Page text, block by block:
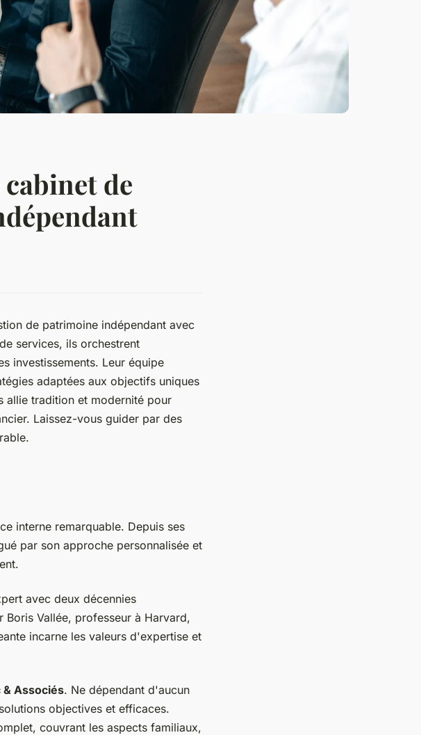
de
de patrimoine indépendant avec
services, ils orchestrent
investissements. Leur équipe
adaptées aux objectifs uniques
allie tradition et modernité pour
Laissez-vous guider par des
interne remarquable. Depuis ses
par son approche personnalisée et
avec deux décennies
Vallée, professeur à Harvard,
incarne les valeurs d'expertise et
& Associés. Ne dépendant d'aucun
objectives et efficaces.
couvrant les aspects familiaux,